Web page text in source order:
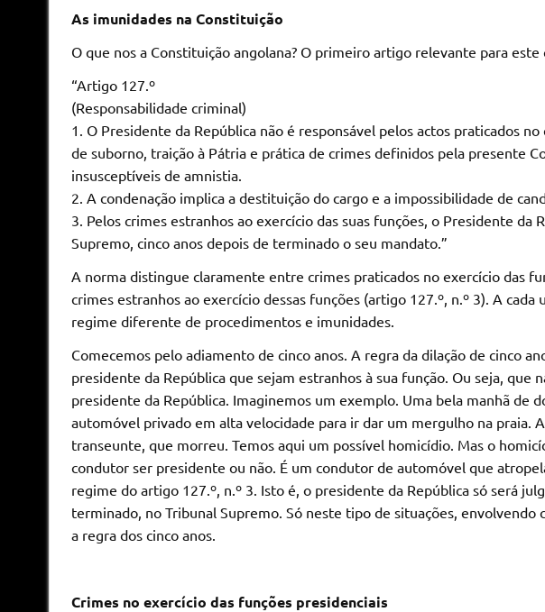
As imunidades na Constituição
O que nos a Constituição angolana? O primeiro artigo relevante para este
“Artigo 127.º
(Responsabilidade criminal)
1. O Presidente da República não é responsável pelos actos praticados
de suborno, traição à Pátria e prática de crimes definidos pela presente
insusceptíveis de amnistia.
2. A condenação implica a destituição do cargo e a impossibilidade de
3. Pelos crimes estranhos ao exercício das suas funções, o Presidente da
Supremo, cinco anos depois de terminado o seu mandato.”
A norma distingue claramente entre crimes praticados no exercício das
crimes estranhos ao exercício dessas funções (artigo 127.º, n.º 3). A
regime diferente de procedimentos e imunidades.
Comecemos pelo adiamento de cinco anos. A regra da dilação de cinco
presidente da República que sejam estranhos à sua função. Ou seja, que
presidente da República. Imaginemos um exemplo. Uma bela manhã de
automóvel privado em alta velocidade para ir dar um mergulho na praia.
transeunte, que morreu. Temos aqui um possível homicídio. Mas o
condutor ser presidente ou não. É um condutor de automóvel que
regime do artigo 127.º, n.º 3. Isto é, o presidente da República só será
terminado, no Tribunal Supremo. Só neste tipo de situações, envolvendo
a regra dos cinco anos.
Crimes no exercício das funções presidenciais